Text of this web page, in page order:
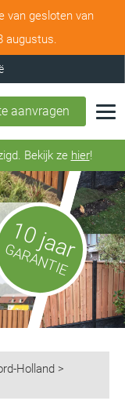
van gesloten van
augustus.
aanvragen
Bekijk ze hier!
10 jaar
GARANTIE
Holland >